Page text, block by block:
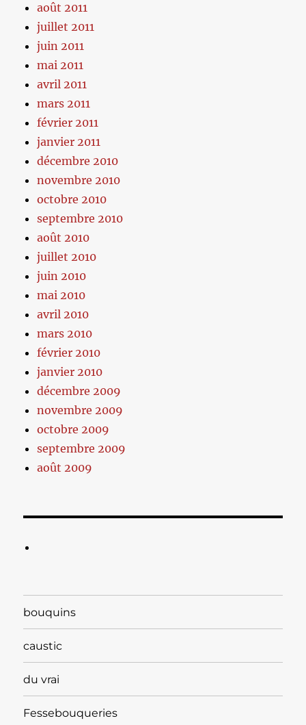
août 2011
juillet 2011
juin 2011
mai 2011
avril 2011
mars 2011
février 2011
janvier 2011
décembre 2010
novembre 2010
octobre 2010
septembre 2010
août 2010
juillet 2010
juin 2010
mai 2010
avril 2010
mars 2010
février 2010
janvier 2010
décembre 2009
novembre 2009
octobre 2009
septembre 2009
août 2009
bouquins
caustic
du vrai
Fessebouqueries